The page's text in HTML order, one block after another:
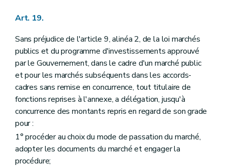
Art. 19.
Sans préjudice de l'article 9, alinéa 2, de la loi marchés
publics et du programme d'investissements approuvé
par le Gouvernement, dans le cadre d'un marché public
et pour les marchés subséquents dans les accords-
cadres sans remise en concurrence, tout titulaire de
fonctions reprises à l'annexe, a délégation, jusqu'à
concurrence des montants repris en regard de son grade
pour :
1° procéder au choix du mode de passation du marché,
adopter les documents du marché et engager la
procédure;